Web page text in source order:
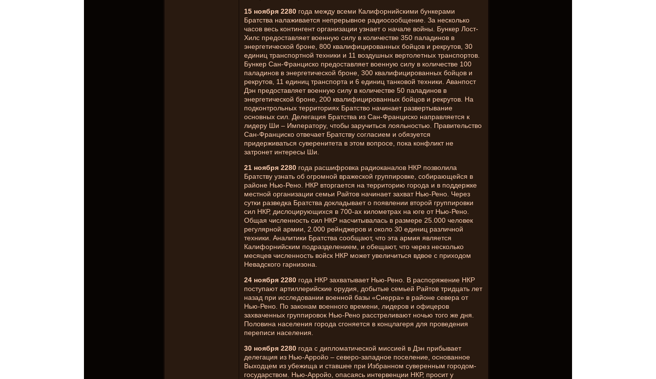
15 ноября 2280 года между всеми Калифорнийскими бункерами
Братства налаживается непрерывное радиосообщение. За несколько
часов весь контингент организации узнает о начале войны. Бункер Лост-
Хилс предоставляет военную силу в количестве 350 паладинов в
энергетической броне, 800 квалифицированных бойцов и рекрутов, 30
единиц транспортной техники и 11 воздушных вертолетных транспортов.
Бункер Сан-Франциско предоставляет военную силу в количестве 100
паладинов в энергетической броне, 300 квалифицированных бойцов и
рекрутов, 11 единиц транспорта и 6 единиц танковой техники. Аванпост
Дэн предоставляет военную силу в количестве 50 паладинов в
энергетической броне, 200 квалифицированных бойцов и рекрутов. На
подконтрольных территориях Братство начинает развертывание
основных сил. Делегация Братства из Сан-Франциско направляется к
лидеру Ши – Императору, чтобы заручиться лояльностью. Правительство
Сан-Франциско отвечает Братству согласием и обязуется
придерживаться суверенитета в этом вопросе, пока конфликт не
затронет интересы Ши.
21 ноября 2280 года расшифровка радиоканалов НКР позволила
Братству узнать об огромной вражеской группировке, собирающейся в
районе Нью-Рено. НКР вторгается на территорию города и в поддержке
местной организации семьи Райтов начинает захват Нью-Рено. Через
сутки разведка Братства докладывает о появлении второй группировки
сил НКР, дислоцирующихся в 700-ах километрах на юге от Нью-Рено.
Общая численность сил НКР насчитывалась в размере 25.000 человек
регулярной армии, 2.000 рейнджеров и около 30 единиц различной
техники. Аналитики Братства сообщают, что эта армия является
Калифорнийским подразделением, и обещают, что через несколько
месяцев численность войск НКР может увеличиться вдвое с приходом
Невадского гарнизона.
24 ноября 2280 года НКР захватывает Нью-Рено. В распоряжение НКР
поступают артиллерийские орудия, добытые семьей Райтов тридцать лет
назад при исследовании военной базы «Сиерра» в районе севера от
Нью-Рено. По законам военного времени, лидеров и офицеров
захваченных группировок Нью-Рено расстреливают ночью того же дня.
Половина населения города сгоняется в концлагеря для проведения
переписи населения.
30 ноября 2280 года с дипломатической миссией в Дэн прибывает
делегация из Нью-Арройо – северо-западное поселение, основанное
Выходцем из убежища и ставшее при Избранном суверенным городом-
государством. Нью-Арройо, опасаясь интервенции НКР, просит у